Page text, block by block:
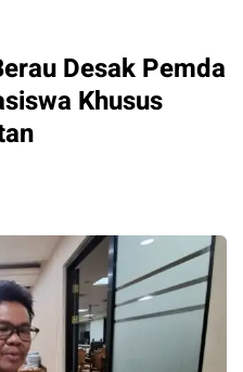
Desak Pemda
Khusus